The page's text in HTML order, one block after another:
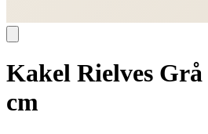
Kakel Rielves
cm